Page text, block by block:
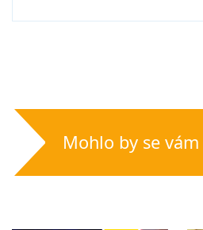
Mohlo by se vám